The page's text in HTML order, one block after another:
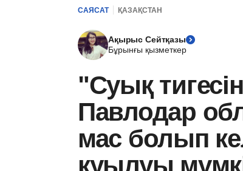
САЯСАТ ҚАЗАҚСТАН
Ақырыс Сейтқазы
Бұрынғы қызметкер
"Суық
Павлодар
мас болып
қуылуы